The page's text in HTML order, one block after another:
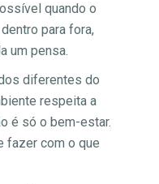
quando o
para fora,
um pensa.
diferentes do
respeita a
é só o bem-estar.
fazer com o que